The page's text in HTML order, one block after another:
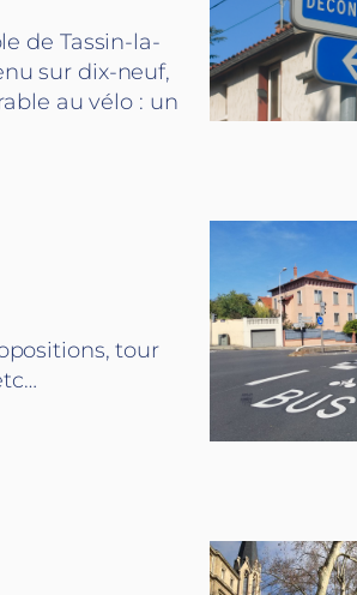
de Tassin-la-
sur dix-neuf,
au vélo : un
tour